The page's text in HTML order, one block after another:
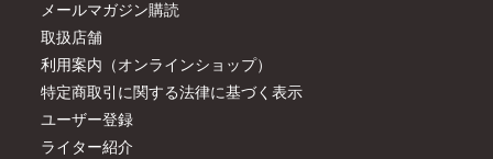
メールマガジン購読
取扱店舗
利用案内（オンラインショップ）
特定商取引に関する法律に基づく表示
ユーザー登録
ライター紹介